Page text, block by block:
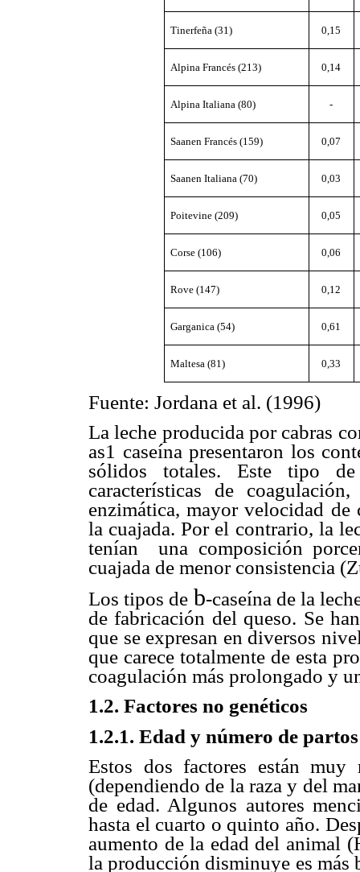
Tinerfeña (31) 0,15
Alpina Francés (213) 0,14
Alpina Italiana (80) -
Saanen Francés (159) 0,07
Saanen Italiana (70) 0,03
Poitevine (209) 0,05
Corse (106) 0,06
Rove (147) 0,12
Garganica (54) 0,61
Maltesa (81) 0,33
Fuente: Jordana et al. (1996)
La leche producida por cabras
as1 caseína presentaron los
sólidos totales. Este tipo
características de
enzimática, mayor velocidad
la cuajada. Por el contrario, la
tenían una composición
cuajada de menor consistencia
Los tipos de b-caseína de la
de fabricación del queso. Se
que se expresan en diversos
que carece totalmente de esta
coagulación más prolongado y
1.2. Factores no genéticos
1.2.1. Edad y número de partos
Estos dos factores están muy
(dependiendo de la raza y del
de edad. Algunos autores
hasta el cuarto o quinto año.
aumento de la edad del animal
la producción disminuye es más